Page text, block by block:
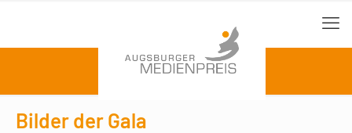
Bilder der Gala